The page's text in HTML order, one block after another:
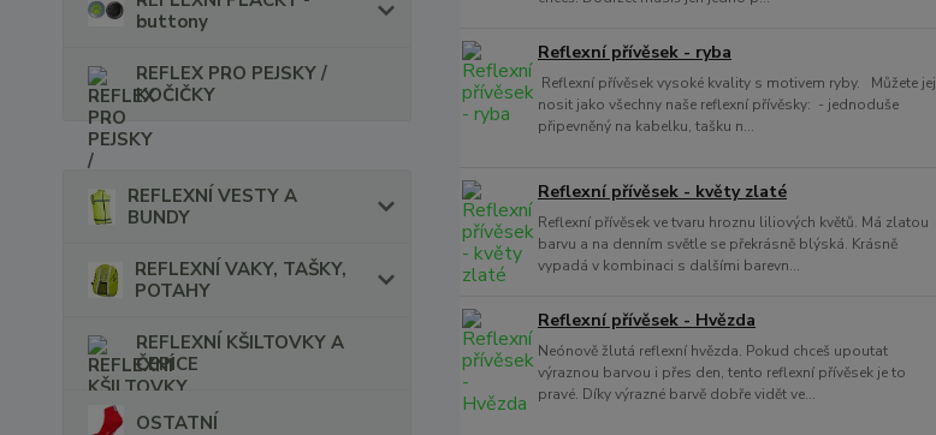
buttony
REFLEX PRO PEJSKY /
KOČIČKY
REFLEXNÍ VESTY A
BUNDY
REFLEXNÍ VAKY, TAŠKY,
POTAHY
REFLEXNÍ KŠILTOVKY A
ČEPICE
OSTATNÍ
Reflexní přívěsek - ryba
Reflexní přívěsek vysoké kvality s motivem ryby. Můžete jej
nosit jako všechny naše reflexní přívěsky: - jednoduše
připevněný na kabelku, tašku n...
Reflexní přívěsek - květy zlaté
Reflexní přívěsek ve tvaru hroznu liliových květů. Má zlatou
barvu a na denním světle se překrásně blýská. Krásně
vypadá v kombinaci s dalšími barevn...
Reflexní přívěsek - Hvězda
Neónově žlutá reflexní hvězda. Pokud chceš upoutat
výraznou barvou i přes den, tento reflexní přívěsek je to
pravé. Díky výrazné barvě dobře vidět ve...